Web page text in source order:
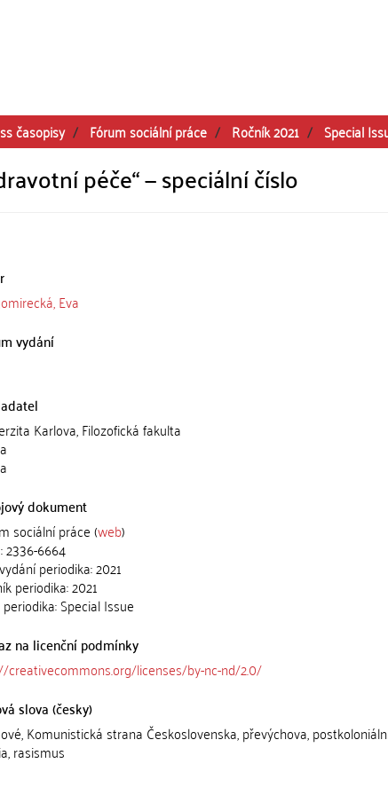
časopisy Fórum sociální práce Ročník 2021 Special
péče“ — speciální číslo
Eva
vydání
Karlova, Filozofická fakulta
dokument
sociální práce (web)
2336-6664
periodika: 2021
periodika: 2021
Special Issue
na licenční podmínky
creativecommons.org/licenses/by-nc-nd/2.0/
slova (česky)
Komunistická strana Československa, převýchova,
rasismus